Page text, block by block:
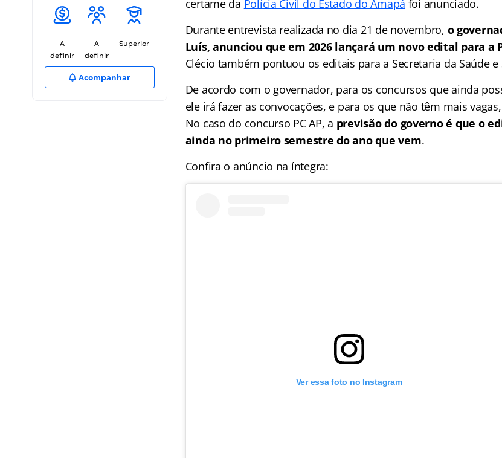
A
definir
A
definir
Superior
Acompanhar
certame da Polícia Civil do Estado do Amapá foi anunciado.
Durante entrevista realizada no dia 21 de novembro, o
Luís, anunciou que em 2026 lançará um novo edital para a
Clécio também pontuou os editais para a Secretaria da Saúde e
De acordo com o governador, para os concursos que ainda
ele irá fazer as convocações, e para os que não têm mais
No caso do concurso PC AP, a previsão do governo é que o
ainda no primeiro semestre do ano que vem.
Confira o anúncio na íntegra:
Ver essa foto no Instagram